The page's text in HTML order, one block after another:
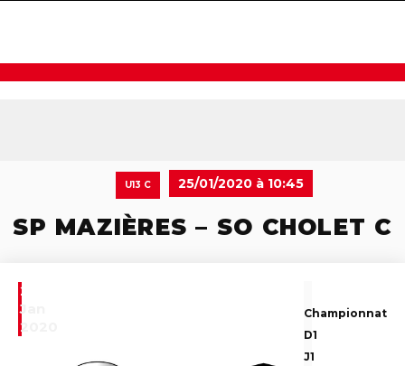
U13 C 25/01/2020 à 10:45
SP MAZIÈRES – SO CHOLET C
25
Jan
2020
Championnat
D1
J1